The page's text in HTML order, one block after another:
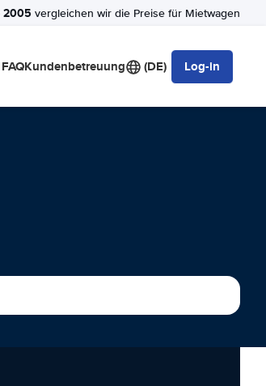
2005 vergleichen wir die Preise für Mietwagen
FAQKundenbetreuung (DE) Log-in